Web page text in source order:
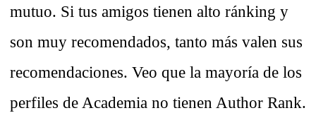
mutuo. Si tus amigos tienen alto ránking y
son muy recomendados, tanto más valen sus
recomendaciones. Veo que la mayoría de los
perfiles de Academia no tienen Author Rank.